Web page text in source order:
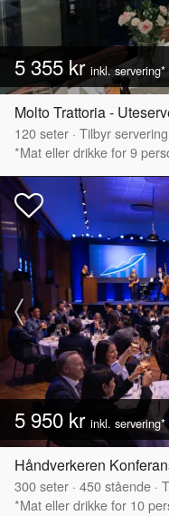
5 355 kr inkl. servering*
Molto Trattoria -
120seter · Tilbyr servering
*Mat eller drikke for 9
5 950 kr inkl. servering*
Håndverkeren
300seter · 450stående ·
*Mat eller drikke for 10